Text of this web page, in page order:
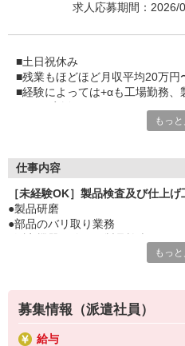
求人応募期間：2026/
■土日祝休み
■残業もほどほど月収平均20万円
■経験によっては+αも工場勤務、
もっ
仕事内容
［未経験OK］製品検査及び仕上
●製品研磨
●部品のバリ取り業務
もっ
募集情報（派遣社員）
給与